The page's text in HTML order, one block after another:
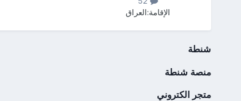
الإقامة:العراق
شنطة
منصة شنطة
متجر الكتروني